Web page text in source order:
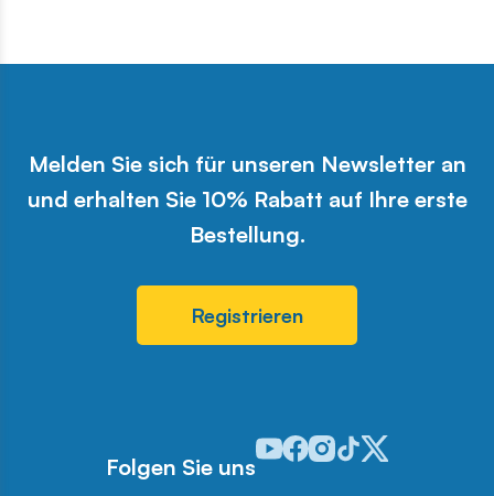
Melden Sie sich für unseren Newsletter an
und erhalten Sie 10% Rabatt auf Ihre erste
Bestellung.
Registrieren
Folgen Sie uns
Odwiedź nasz profil w serwisie
Odwiedź nasz profil w
Odwiedź nasz profil w
Odwiedź nasz profil
Odwiedź nasz